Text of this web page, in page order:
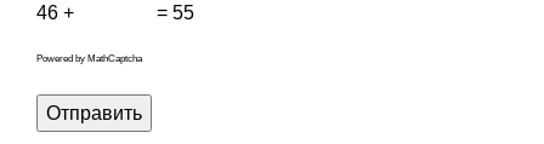
46 + = 55
Powered by MathCaptcha